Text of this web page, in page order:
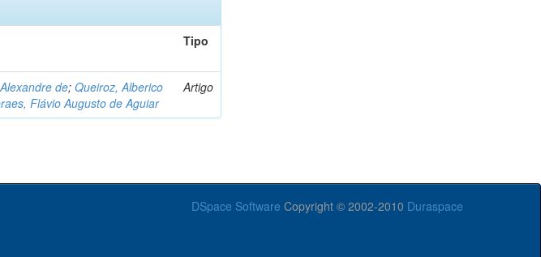
Tipo
de;Queiroz, Alberico
Flávio Augusto de Aguiar
Artigo
DSpace Software Copyright © 2002-2010 Duraspace